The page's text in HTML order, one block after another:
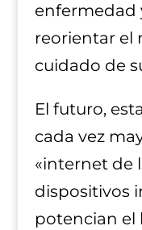
enfermedad
reorientar el
cuidado de
El futuro,
cada vez
«internet de
dispositivos
potencian el